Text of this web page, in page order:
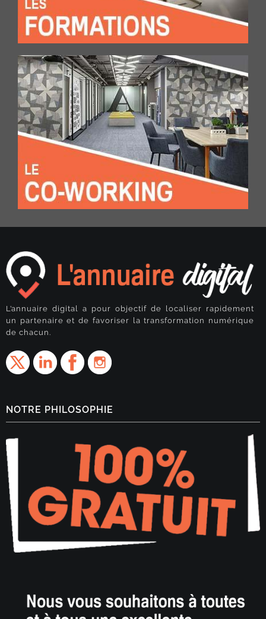
L’annuaire digital a pour objectif de localiser rapidement
un partenaire et de favoriser la transformation numérique
de chacun.
NOTRE PHILOSOPHIE